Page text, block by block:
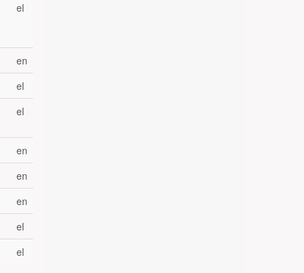
el
en
el
el
en
en
en
el
el